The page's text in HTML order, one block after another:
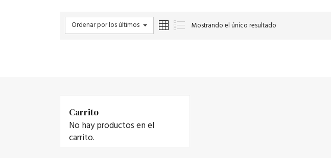
Ordenar por los últimos Mostrando el único resultado
Carrito
No hay productos en el
carrito.